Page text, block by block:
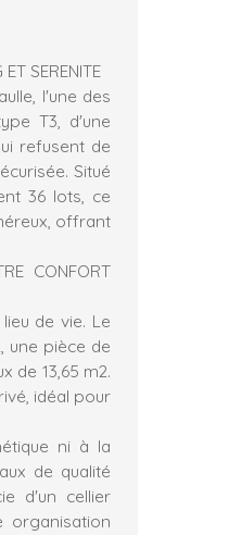
SERENITE
l'une des
T3, d'une
refusent de
Situé
36 lots, ce
offrant
CONFORT
de vie. Le
une pièce de
de 13,65 m2.
idéal pour
ni à la
de qualité
d'un cellier